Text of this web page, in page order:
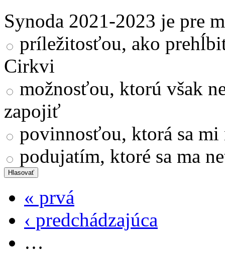
Synoda 2021-2023 je pre
príležitosťou, ako
Cirkvi
možnosťou, ktorú však
zapojiť
povinnosťou, ktorá sa mi
podujatím, ktoré sa ma
« prvá
‹ predchádzajúca
…